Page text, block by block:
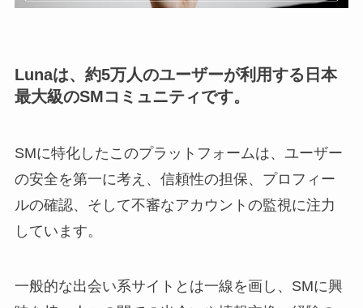
Lunaは、約5万人のユーザーが利用する日本
最大級のSMコミュニティです。
SMに特化したこのプラットフォームは、ユーザー
の安全を第一に考え、信頼性の担保、プロフィー
ルの確認、そして不審なアカウントの監視に注力
しています。
一般的な出会い系サイトとは一線を画し、SMに興